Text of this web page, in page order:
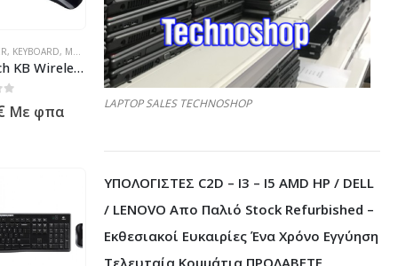
- ΚΙΝΗΤΉΣ ΤΗΛΕΦΩΝΊΑΣ - ΗΛΕΚΤΡΟΝΙΚΆ
,ΠΡΟΪΌΝΤΑ ΠΛΗΡΟΦΟΡΙΚΉΣ - ΚΙΝΗΤΉΣ ΤΗΛΕΦΩΝΊΑΣ - ΗΛΕΚΤΡΟΝΙΚΆ
, KEYBOARD, MOUSE-KEYBOARD COMBO , ΠΡΟΪΌΝΤΑ ΠΛΗΡΟΦΟΡΙΚΉΣ - ΚΙΝΗΤΉΣ
Logitech KB Wireless Combo MK330 FR-Layout 920-003968
Με φπα
LAPTOP SALES TECHNOSHOP
ΥΠΟΛΟΓΙΣΤΕΣ C2D – I3 – I5 AMD HP / DELL
/ LENOVO Απο Παλιό Stock Refurbished –
Εκθεσιακοί Ευκαιρίες Ένα Χρόνο Εγγύηση
Τελευταία Κομμάτια ΠΡΟΛΑΒΕΤΕ